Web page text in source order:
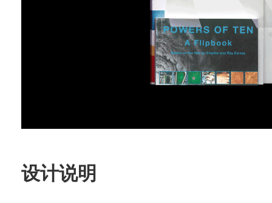
设计说明